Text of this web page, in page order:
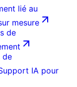
lié au
mesure
de
de
IA pour